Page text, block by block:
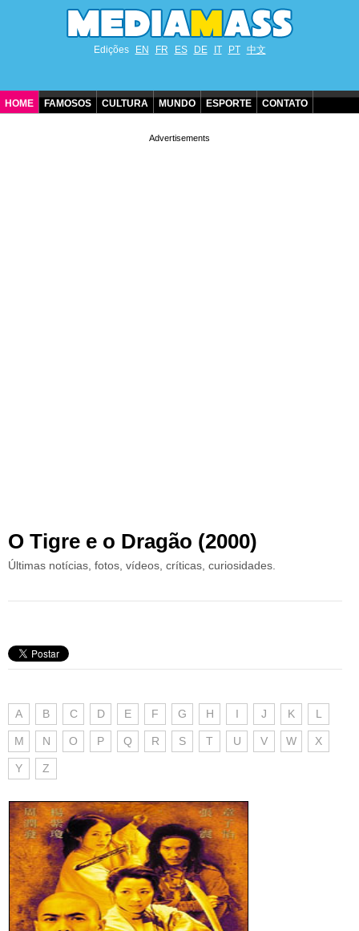
Edições EN FR ES DE IT PT 中文
HOME FAMOSOS CULTURA MUNDO ESPORTE CONTATO
O Tigre e o Dragão (2000)
Últimas notícias, fotos, vídeos, críticas, curiosidades.
A B C D E F G H I J K L
M N O P Q R S T U V W X
Y Z